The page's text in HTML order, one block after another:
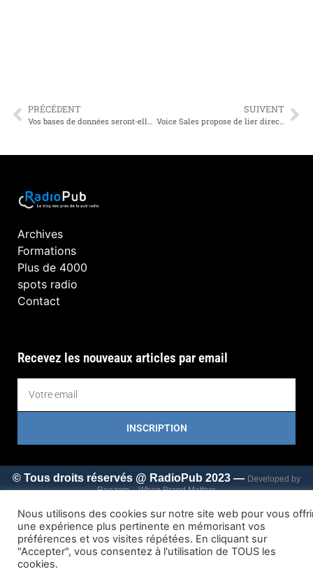
PRÉCÉDENT SUIVENT
Voice Sales propose de lier directement l’annonceur à l’auditeur par la voix
Archives
Formations
Plus de 4000
spots radio
Contact
Recevez les nouveaux articles par email
INSCRIPTION
© Tous droits réservés @ RadioPub 2023 — Developed by
Reezom – When Brand Matters
Nous utilisons des cookies sur notre site web pour vous
une expérience plus pertinente en mémorisant vos
préférences et vos visites répétées. En cliquant sur
"Accepter", vous consentez à l'utilisation de TOUS les
cookies.